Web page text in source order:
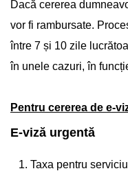
Dacă cererea
vor fi rambursate.
între 7 și 10 zile
în unele cazuri, în
Pentru cererea de e-
E-viză urgentă
Taxa pentru